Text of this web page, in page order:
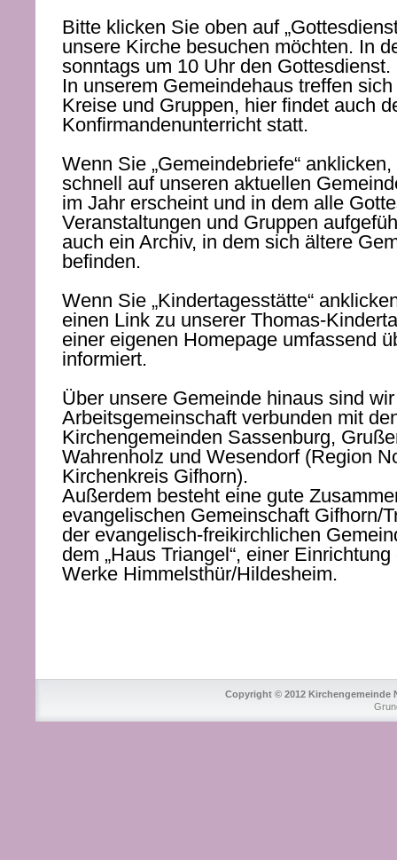
Bitte klicken Sie oben auf
unsere Kirche besuchen möchten. In
sonntags um 10 Uhr den Gottesdienst.
In unserem Gemeindehaus treffen
Kreise und Gruppen, hier findet auch
Konfirmandenunterricht statt.
Wenn Sie „Gemeindebriefe“
schnell auf unseren aktuellen
im Jahr erscheint und in dem alle
Veranstaltungen und Gruppen
auch ein Archiv, in dem sich ältere
befinden.
Wenn Sie „Kindertagesstätte“
einen Link zu unserer Thomas-
einer eigenen Homepage umfassend
informiert.
Über unsere Gemeinde hinaus sind
Arbeitsgemeinschaft verbunden mit
Kirchengemeinden Sassenburg,
Wahrenholz und Wesendorf (Region
Kirchenkreis Gifhorn).
Außerdem besteht eine gute
evangelischen Gemeinschaft Gifhorn/
der evangelisch-freikirchlichen
dem „Haus Triangel“, einer
Werke Himmelsthür/Hildesheim.
Copyright © 2012 Kirchengemeinde